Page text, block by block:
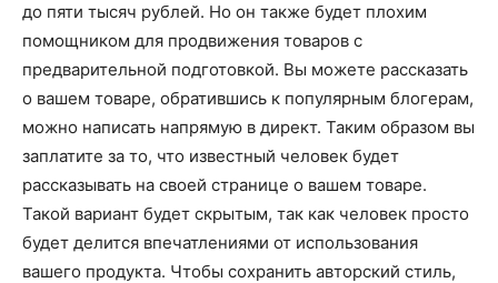
до пяти тысяч рублей. Но он также будет плохим
помощником для продвижения товаров с
предварительной подготовкой. Вы можете рассказать
о вашем товаре, обратившись к популярным блогерам,
можно написать напрямую в директ. Таким образом вы
заплатите за то, что известный человек будет
рассказывать на своей странице о вашем товаре.
Такой вариант будет скрытым, так как человек просто
будет делится впечатлениями от использования
вашего продукта. Чтобы сохранить авторский стиль,